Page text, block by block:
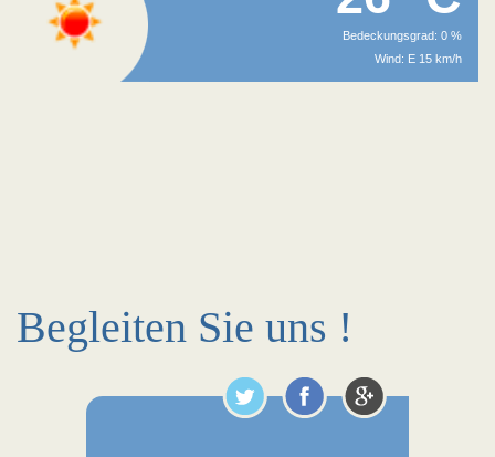
Bedeckungsgrad: 0 %
Wind: E 15 km/h
Begleiten Sie uns !